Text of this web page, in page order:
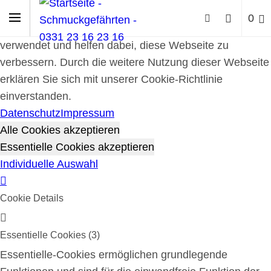
Cookie-Richtlinie
Cookies werden zur Benutzerführung und Webanalyse
verwendet und helfen dabei, diese Webseite zu
verbessern. Durch die weitere Nutzung dieser Webseite
erklären Sie sich mit unserer Cookie-Richtlinie
einverstanden.
DatenschutzImpressum
Alle Cookies akzeptieren
Essentielle Cookies akzeptieren
Individuelle Auswahl
Cookie Details
Essentielle Cookies (3)
Essentielle-Cookies ermöglichen grundlegende
0